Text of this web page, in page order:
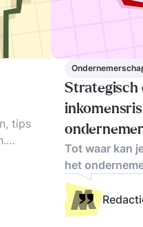
tips
Strategisch
Tot waar kan
het